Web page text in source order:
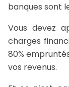
banques sont
Vous devez
charges
80%
vos revenus.